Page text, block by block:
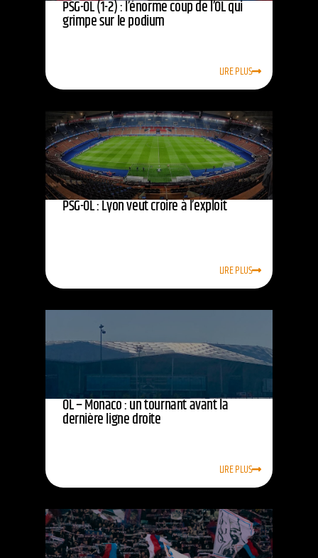
PSG-OL (1-2) : l’énorme coup de l’OL qui
grimpe sur le podium
LIRE PLUS
PSG-OL : Lyon veut croire à l’exploit
LIRE PLUS
OL – Monaco : un tournant avant la
dernière ligne droite
LIRE PLUS